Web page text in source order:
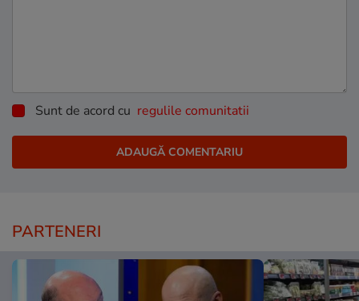
Sunt de acord cu regulile comunitatii
PARTENERI